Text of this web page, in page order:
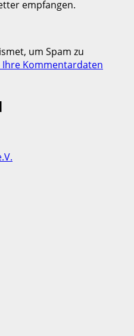
empfangen.
um Spam zu
Ihre Kommentardaten